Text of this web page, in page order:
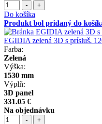
- +
Do košíka
Produkt bol pridaný do
EGIDIA zelená 3D s prísluš.
Farba:
Zelená
Výška:
1530 mm
Výplň:
3D panel
331.05 €
Na objednávku
- +